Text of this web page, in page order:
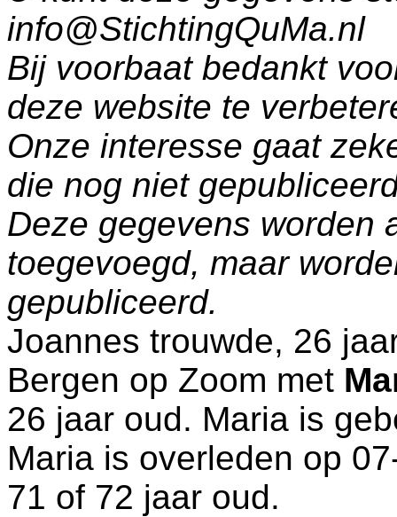
info@StichtingQuMa.nl
Bij voorbaat bedankt
deze website te
Onze interesse gaat
die nog niet
Deze gegevens worden
toegevoegd, maar
gepubliceerd.
Joannes trouwde, 26
Bergen op Zoom met
26 jaar oud. Maria is
Maria is overleden op
71 of 72 jaar oud.